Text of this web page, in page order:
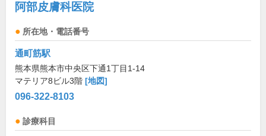
阿部皮膚科医院
所在地・電話番号
通町筋駅
熊本県熊本市中央区下通1丁目1-14
マテリア8ビル3階 [地図]
096-322-8103
診療科目